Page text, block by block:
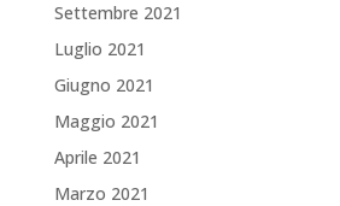
Settembre 2021
Luglio 2021
Giugno 2021
Maggio 2021
Aprile 2021
Marzo 2021